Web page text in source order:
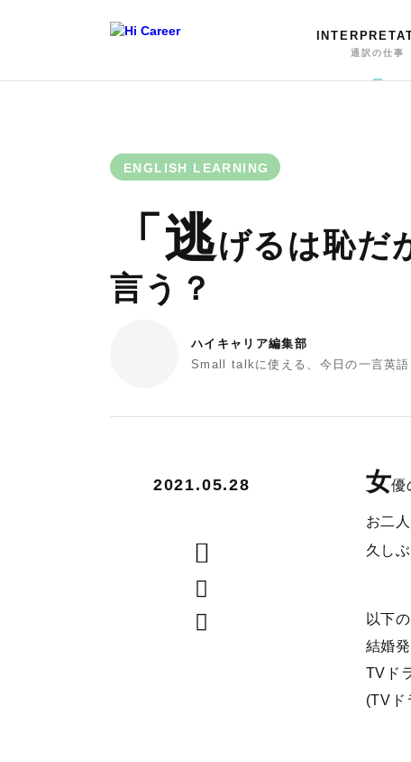
通訳の仕事
ENGLISH LEARNING
「逃げるは恥だ
言う？
ハイキャリア編集部
Small talkに使える、今日の一言英語
2021.05.28 女優
お二
久し
以下
結婚発
TVド
(TVド